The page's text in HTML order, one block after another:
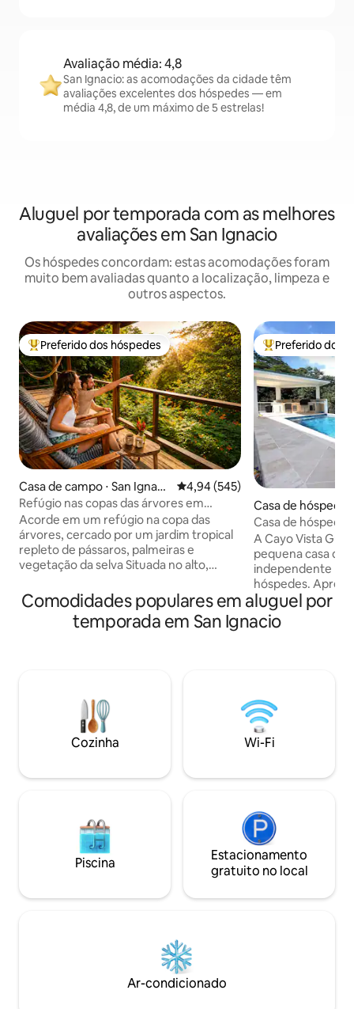
Avaliação média: 4,8
San Ignacio: as acomodações da cidade têm
avaliações excelentes dos hóspedes — em
média 4,8, de um máximo de 5 estrelas!
Aluguel por temporada com as melhores
avaliações em San Ignacio
Os hóspedes concordam: estas acomodações foram
muito bem avaliadas quanto a localização, limpeza e
outros aspectos.
Entre os melhores preferidos dos hóspedes
Preferido dos hóspedes
Casa de campo ⋅ San Ignaci
o
4,94 de uma avaliação média de
4,94 (545)
Refúgio nas copas das árvores em
Sanpopo, NR San Ignacio,
pássaros/natureza
Acorde em um refúgio na copa das
árvores, cercado por um jardim tropical
repleto de pássaros, palmeiras e
vegetação da selva Situada no alto,
tranquila e envolvente fica a poucos
minutos de San Ignacio — perto de tudo,
mas com a sensação de estar em outro
você à natureza sem abrir mão do
estadias na "selva", situadas em
exuberantes jardins tropicais perto de
Entre os
Preferido dos
Casa de hóspedes
acio
Casa de
condicionado, Wi-
A Cayo Vista
pequena casa de
independente
hóspedes. Apresenta o seguinte: - Gold
Standard
Board - Cama
de alta
energia - Belas
out autónomo -
(temperatura
ar livre com
Comodidades populares em aluguel por
temporada em San Ignacio
Cozinha Wi-Fi
Piscina
Estacionamento
gratuito no local
Ar-condicionado